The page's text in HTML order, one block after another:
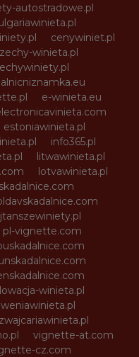
autostradowe.pl
cenywiniet.pl
winieta.pl
e-winieta.eu
estoniawinieta.pl
info365.pl
litwawinieta.pl
lotvawinieta.pl
pl-vignette.com
winieta.pl
vignette-at.com
cz.com